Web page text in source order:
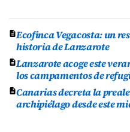
Ecofinca Vegacosta: un
historia de Lanzarote
Lanzarote acoge este
los campamentos de
Canarias decreta la
archipiélago desde este